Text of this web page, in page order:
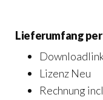
Lieferumfang per
Lizenz Neu
Rechnung